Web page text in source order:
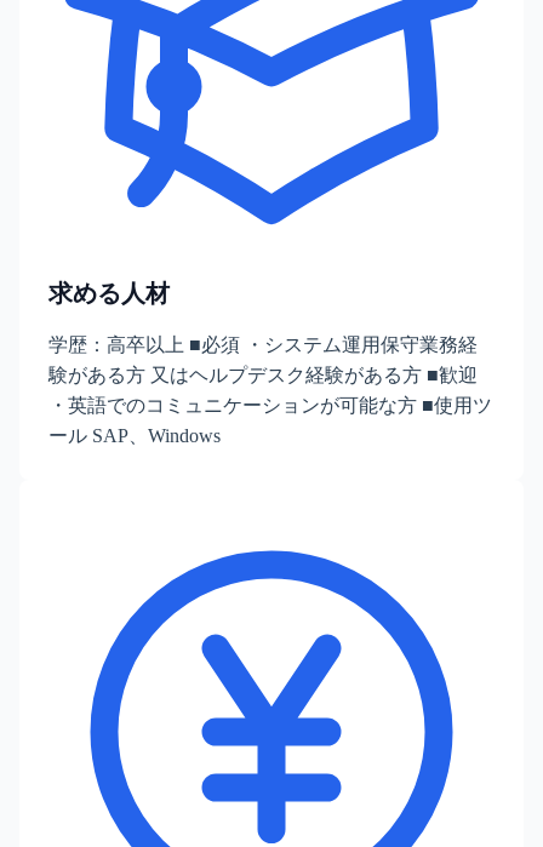
求める人材
学歴：高卒以上 ■必須 ・システム運用保守業務経
験がある方 又はヘルプデスク経験がある方 ■歓迎
・英語でのコミュニケーションが可能な方 ■使用ツ
ール SAP、Windows